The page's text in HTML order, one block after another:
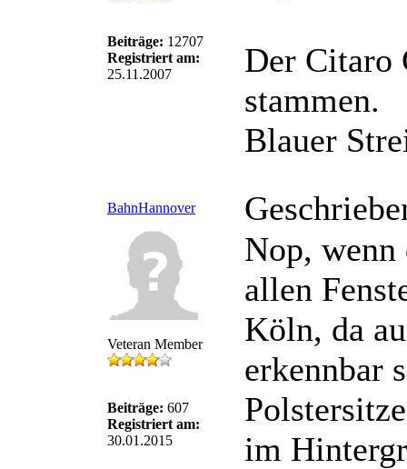
Beiträge: 12707
Registriert am:
25.11.2007
Der Citaro
stammen.
Blauer
BahnHannover
Veteran Member
Beiträge: 607
Registriert am:
30.01.2015
Nop, wenn
allen
Köln, da
erkennbar
im